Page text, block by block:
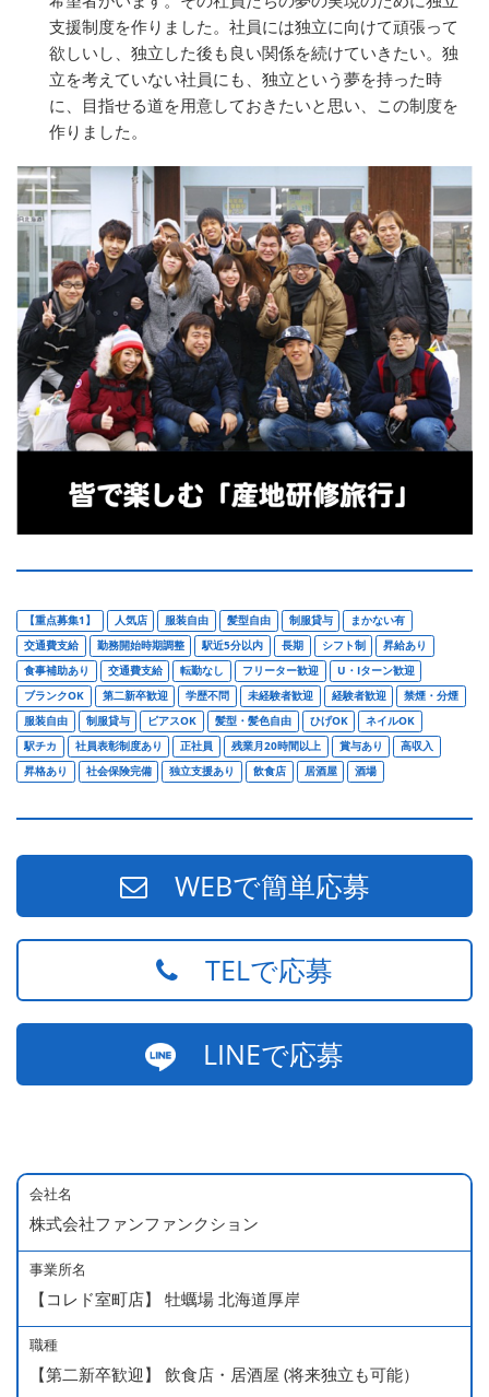
支援制度を作りました。社員には独立に向けて頑張って
欲しいし、独立した後も良い関係を続けていきたい。独
立を考えていない社員にも、独立という夢を持った時
に、目指せる道を用意しておきたいと思い、この制度を
作りました。
【重点募集1】 人気店 服装自由 髪型自由 制服貸与
まかない有
交通費支給
勤務開始時期調整 駅近5分以内 長期 シフト制
昇給あり
食事補助あり
交通費支給 転勤なし フリーター歓迎
U・Iターン歓迎
ブランクOK
第二新卒歓迎 学歴不問 未経験者歓迎 経験者歓迎
禁煙・分煙
服装自由
制服貸与 ピアスOK 髪型・髪色自由 ひげOK
ネイルOK
駅チカ
社員表彰制度あり 正社員 残業月20時間以上 賞与あり
高収入
昇格あり
社会保険完備 独立支援あり 飲食店 居酒屋 酒場
WEBで簡単応募
TELで応募
LINEで応募
会社名
株式会社ファンファンクション
事業所名
【コレド室町店】 牡蠣場 北海道厚岸
職種
【第二新卒歓迎】 飲食店・居酒屋 (将来独立も可能）